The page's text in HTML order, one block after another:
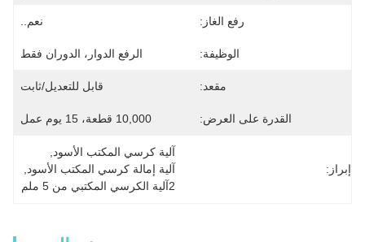
رفع الغاز: نعم..
الوظيفة: الرفع الدوار، الدوران فقط
مقعد: قابل للتعديل/ثابت
القدرة على العرض: 10,000 قطعة، 15 يوم عمل
إبراز:
آلية كرسي المكتب الأسود
آلية إمالة كرسي المكتب الأسود
2آلية الكرسي المكتبي من 5 ملم